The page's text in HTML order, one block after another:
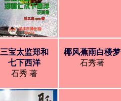
三宝太监郑和
七下西洋
石秀 著
椰风蕉雨白楼梦
石秀著